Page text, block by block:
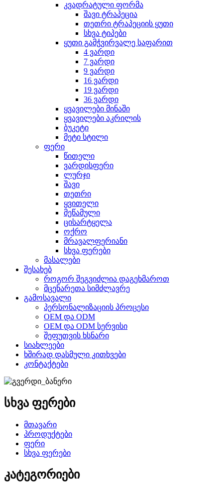
კვადრატული ფორმა
შავი ტრაპეცია
თეთრი ტრაპეციის ყუთი
სხვა ტიპები
ყუთი გამჭვირვალე საფარით
4 ვარდი
7 ვარდი
9 ვარდი
16 ვარდი
19 ვარდი
36 ვარდი
ყვავილები მინაში
ყვავილები აკრილის
ბუკეტი
მეტი სტილი
ფერი
წითელი
ვარდისფერი
ლურჯი
შავი
თეთრი
ყვითელი
მეწამული
ცისარტყელა
ოქრო
მრავალფერიანი
სხვა ფერები
მასალები
შესახებ
როგორ შეგვიძლია დაგეხმაროთ
მცენარეთა სიმძლავრე
გამოსავალი
პერსონალიზაციის პროცესი
OEM და ODM
OEM და ODM სერვისი
შეფუთვის ხსნარი
სიახლეები
ხშირად დასმული კითხვები
კონტაქტები
სხვა ფერები
მთავარი
პროდუქტები
ფერი
სხვა ფერები
კატეგორიები